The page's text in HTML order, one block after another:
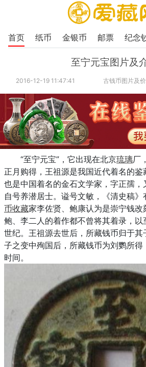
首页 纸币 金银币 邮票 纪念
至宁元宝图片及
2016-12-19 11:47:41 古钱币图片及
“至宁元宝”，它出现在北京琉璃厂
正月购得，王祖源是我国近代着名的
也是中国着名的金石文学家，字正孺
自号养潜居士。谥号文敏，《清史稿》
币收藏家李佐贤、鲍康认为是崇宁钱改
鲍、李二人的着作都不曾将其着录，
世纪。王祖源去世后，所藏钱币归于
子之变中殉国后，所藏钱币为刘鹦所
时间。